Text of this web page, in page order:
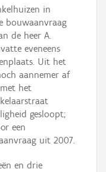
in
bouwaanvraag
de heer A.
eveneens
Uit het
aannemer af
het
gesloopt;
een
uit 2007.
en drie